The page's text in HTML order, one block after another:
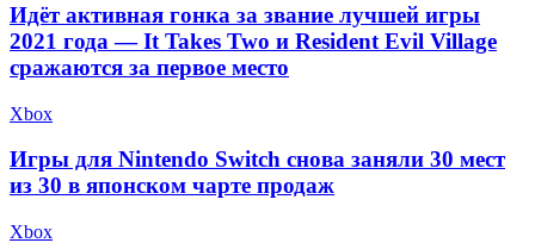
Идёт активная гонка за звание лучшей игры
2021 года — It Takes Two и Resident Evil Village
сражаются за первое место
Xbox
Игры для Nintendo Switch снова заняли 30 мест
из 30 в японском чарте продаж
Xbox